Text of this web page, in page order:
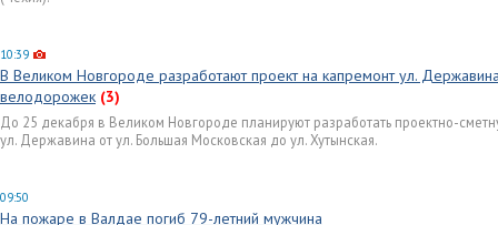
10:39
В Великом Новгороде разработают проект на капремонт ул.
велодорожек (3)
До 25 декабря в Великом Новгороде планируют разработать проектно-
ул. Державина от ул. Большая Московская до ул. Хутынская.
09:50
На пожаре в Валдае погиб 79-летний мужчина